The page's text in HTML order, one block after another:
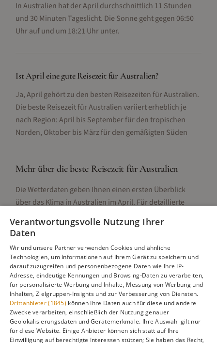
In Australien hat der April durchschnittlich 11 Stunden
und 30 Minuten Tageslicht. Die Sonne geht gegen 06:50
Uhr auf und um 18:21 Uhr unter.
Ist April eine gute Reisezeit für Australien?
Ja, April gehört zu den besten Reisezeiten für Australien.
Die beste Reisezeit für Australien variiert erheblich je
nach Region: April bis September für den tropischen
Norden, Oktober bis März für den gemäßigten Süden
Mehr über die beste Reisezeit fürAustralien
Die Wetterdaten geben Ihnen einen ersten Überblick
über das Klima inAustralien imApril. Für detaillierte
Unterschieden, Aktivitäten und Reisetipps besuchen Sie
Alle Infos zur besten ReisezeitAustralien
Gefällt dir diese Seite? Teile sie auf Pinterest!
Verantwortungsvolle Nutzung Ihrer
Daten
Wir und unsere Partner verwenden Cookies und ähnliche
Technologien, um Informationen auf Ihrem Gerät zu speichern und
darauf zuzugreifen und personenbezogene Daten wie Ihre IP-
Adresse, eindeutige Kennungen und Browsing-Daten zu verarbeiten,
für personalisierte Werbung und Inhalte, Messung von Werbung und
Inhalten, Zielgruppen-Insights und zur Verbesserung von Diensten.
Drittanbieter (1845) können Ihre Daten auch für diese und andere
Zwecke verarbeiten, einschließlich der Nutzung genauer
Geolokalisierungsdaten und Gerätemerkmale. Ihre Auswahl gilt nur
für diese Website. Einige Anbieter können sich statt auf Ihre
Einwilligung auf berechtigte Interessen stützen; Sie haben das Recht,